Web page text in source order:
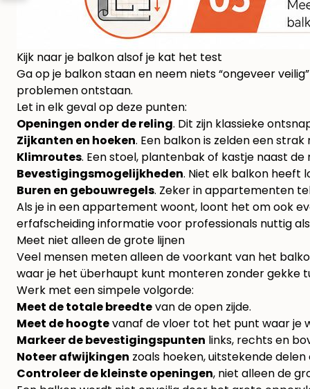
Kijk naar je balkon alsof je kat het test
Ga op je balkon staan en neem niets “ongeveer
problemen ontstaan.
Let in elk geval op deze punten:
Openingen onder de reling. Dit zijn klassieke
Zijkanten en hoeken. Een balkon is zelden een
Klimroutes. Een stoel, plantenbak of kastje naast
Bevestigingsmogelijkheden. Niet elk balkon heeft
Buren en gebouwregels. Zeker in appartementen
Als je in een appartement woont, loont het om ook
erfafscheiding informatie voor professionals nuttig
Meet niet alleen de grote lijnen
Veel mensen meten alleen de voorkant van het
waar je het überhaupt kunt monteren zonder gekke
Werk met een simpele volgorde:
Meet de totale breedtevan de open zijde.
Meet de hoogtevanaf de vloer tot het punt waar je
Markeer de bevestigingspunten links, rechts en
Noteer afwijkingen zoals hoeken, uitstekende delen
Controleer de kleinste openingen, niet alleen de